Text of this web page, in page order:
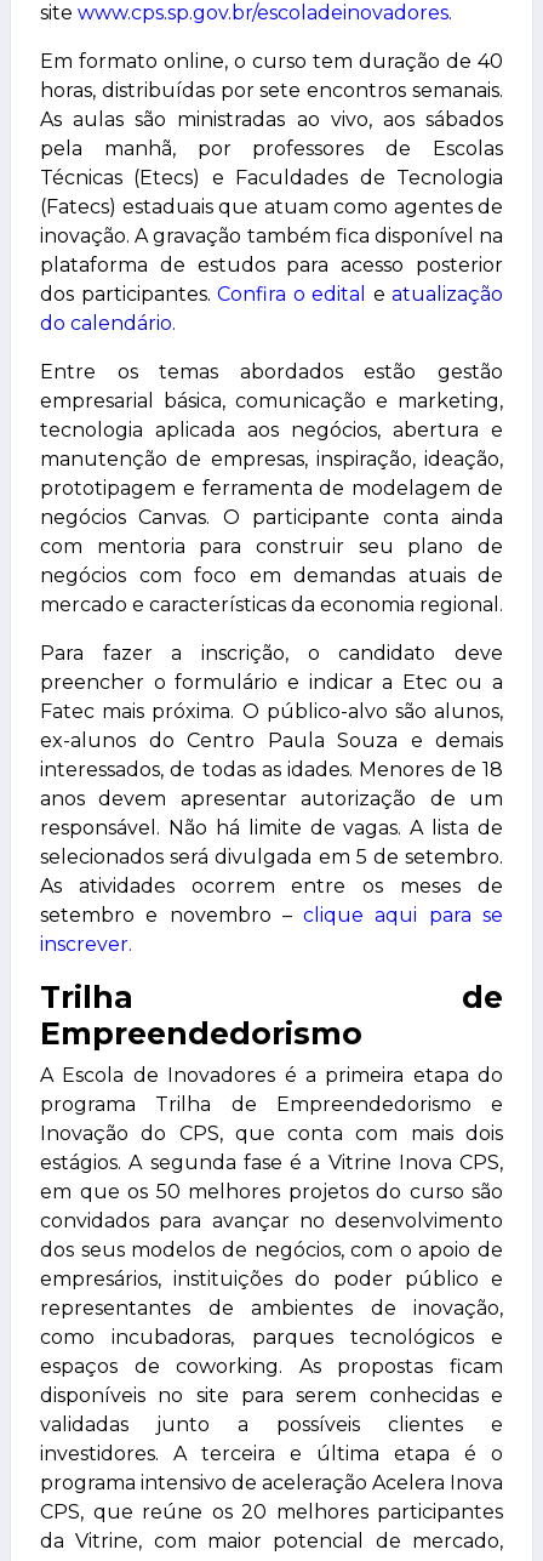
site www.cps.sp.gov.br/escoladeinovadores.
Em formato online, o curso tem duração de 40
horas, distribuídas por sete encontros semanais.
As aulas são ministradas ao vivo, aos sábados
pela manhã, por professores de Escolas
Técnicas (Etecs) e Faculdades de Tecnologia
(Fatecs) estaduais que atuam como agentes de
inovação. A gravação também fica disponível na
plataforma de estudos para acesso posterior
dos participantes. Confira o edital e atualização
do calendário.
Entre os temas abordados estão gestão
empresarial básica, comunicação e marketing,
tecnologia aplicada aos negócios, abertura e
manutenção de empresas, inspiração, ideação,
prototipagem e ferramenta de modelagem de
negócios Canvas. O participante conta ainda
com mentoria para construir seu plano de
negócios com foco em demandas atuais de
mercado e características da economia regional.
Para fazer a inscrição, o candidato deve
preencher o formulário e indicar a Etec ou a
Fatec mais próxima. O público-alvo são alunos,
ex-alunos do Centro Paula Souza e demais
interessados, de todas as idades. Menores de 18
anos devem apresentar autorização de um
responsável. Não há limite de vagas. A lista de
selecionados será divulgada em 5 de setembro.
As atividades ocorrem entre os meses de
setembro e novembro –clique aqui para se
inscrever.
Trilha de
Empreendedorismo
A Escola de Inovadores é a primeira etapa do
programa Trilha de Empreendedorismo e
Inovação do CPS, que conta com mais dois
estágios. A segunda fase é a Vitrine Inova CPS,
em que os 50 melhores projetos do curso são
convidados para avançar no desenvolvimento
dos seus modelos de negócios, com o apoio de
empresários, instituições do poder público e
representantes de ambientes de inovação,
como incubadoras, parques tecnológicos e
espaços de coworking. As propostas ficam
disponíveis no site para serem conhecidas e
validadas junto a possíveis clientes e
investidores. A terceira e última etapa é o
programa intensivo de aceleração Acelera Inova
CPS, que reúne os 20 melhores participantes
da Vitrine, com maior potencial de mercado,